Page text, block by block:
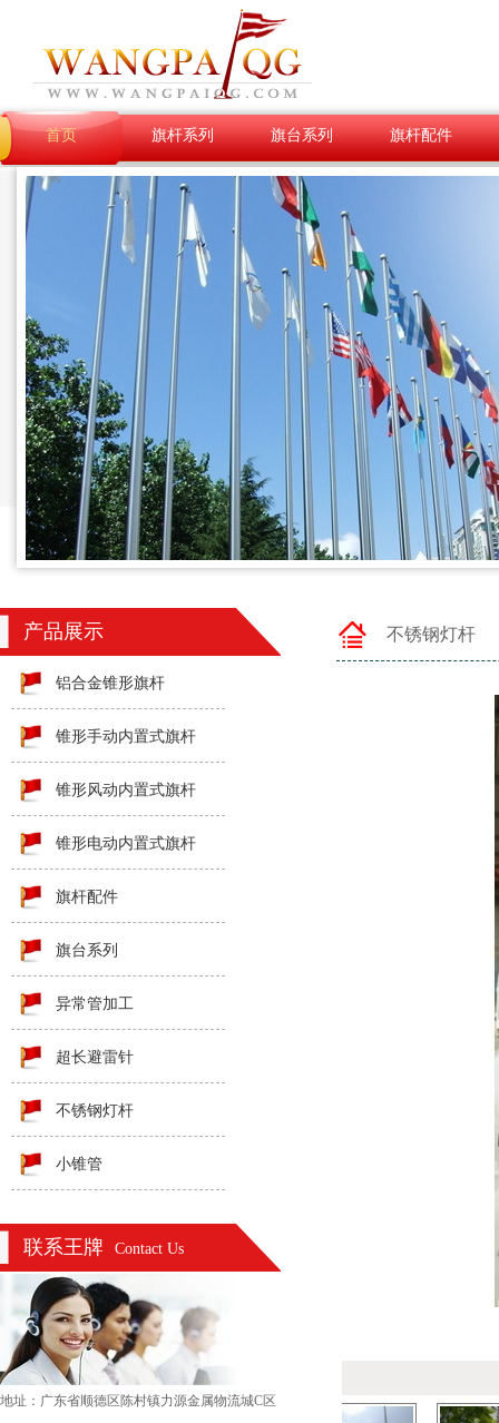
首页 旗杆系列 旗台系列 旗杆配件
产品展示
铝合金锥形旗杆
锥形手动内置式旗杆
锥形风动内置式旗杆
锥形电动内置式旗杆
旗杆配件
旗台系列
异常管加工
超长避雷针
不锈钢灯杆
小锥管
联系王牌 Contact Us
地址：广东省顺德区陈村镇力源金属物流城C区
不锈钢灯杆